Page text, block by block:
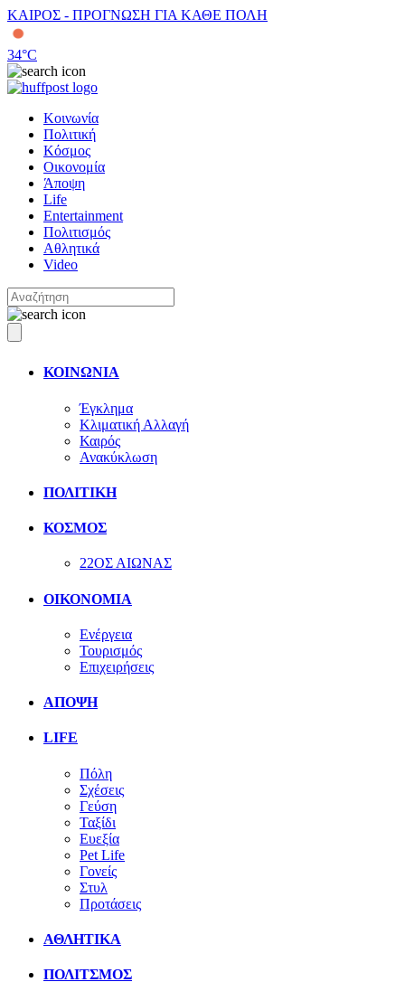
ΚΑΙΡΟΣ - ΠΡΟΓΝΩΣΗ ΓΙΑ ΚΑΘΕ ΠΟΛΗ
34°C
Κοινωνία
Πολιτική
Κόσμος
Οικονομία
Άποψη
Life
Entertainment
Πολιτισμός
Αθλητικά
Video
ΚΟΙΝΩΝΙΑ
Έγκλημα
Κλιματική Αλλαγή
Καιρός
Ανακύκλωση
ΠΟΛΙΤΙΚΗ
ΚΟΣΜΟΣ
22ΟΣ ΑΙΩΝΑΣ
ΟΙΚΟΝΟΜΙΑ
Ενέργεια
Τουρισμός
Επιχειρήσεις
ΑΠΟΨΗ
LIFE
Πόλη
Σχέσεις
Γεύση
Ταξίδι
Ευεξία
Pet Life
Γονείς
Στυλ
Προτάσεις
ΑΘΛΗΤΙΚΑ
ΠΟΛΙΤΣΜΟΣ